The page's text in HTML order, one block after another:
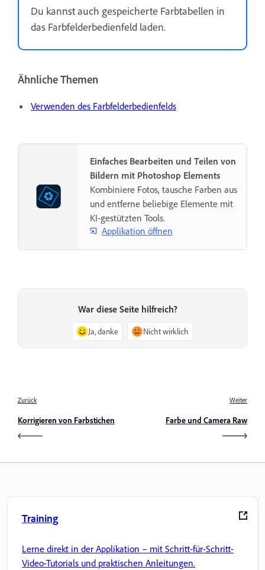
Du kannst auch gespeicherte Farbtabellen in
das Farbfelderbedienfeld laden.
Ähnliche Themen
Verwenden des Farbfelderbedienfelds
Einfaches Bearbeiten und Teilen von
Bildern mit Photoshop Elements
Kombiniere Fotos, tausche Farben aus
und entferne beliebige Elemente mit
KI-gestützten Tools.
Applikation öffnen
War diese Seite hilfreich?
Ja, danke Nicht wirklich
Zurück
Korrigieren von Farbstichen
Weiter
Farbe und Camera Raw
Training
Lerne direkt in der Applikation – mit Schritt-für-Schritt-
Video-Tutorials und praktischen Anleitungen.